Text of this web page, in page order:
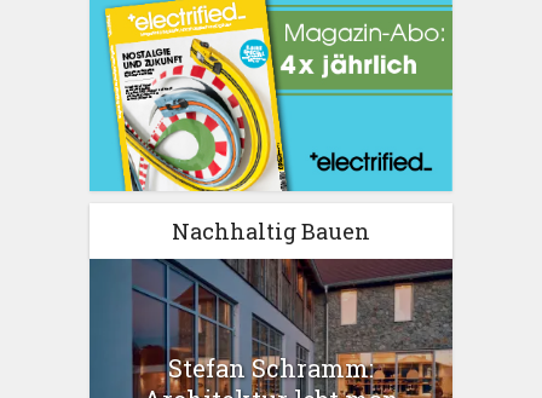
Nachhaltig Bauen
Stefan Schramm: